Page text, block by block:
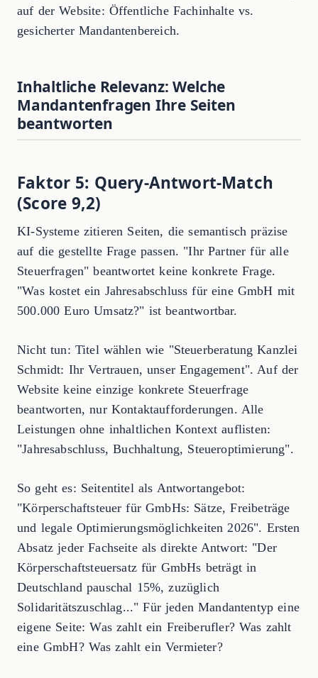
auf der Website: Öffentliche Fachinhalte vs.
gesicherter Mandantenbereich.
Inhaltliche Relevanz: Welche
Mandantenfragen Ihre Seiten
beantworten
Faktor 5: Query-Antwort-Match
(Score 9,2)
KI-Systeme zitieren Seiten, die semantisch präzise
auf die gestellte Frage passen. "Ihr Partner für alle
Steuerfragen" beantwortet keine konkrete Frage.
"Was kostet ein Jahresabschluss für eine GmbH mit
500.000 Euro Umsatz?" ist beantwortbar.
Nicht tun: Titel wählen wie "Steuerberatung Kanzlei
Schmidt: Ihr Vertrauen, unser Engagement". Auf der
Website keine einzige konkrete Steuerfrage
beantworten, nur Kontaktaufforderungen. Alle
Leistungen ohne inhaltlichen Kontext auflisten:
"Jahresabschluss, Buchhaltung, Steueroptimierung".
So geht es: Seitentitel als Antwortangebot:
"Körperschaftsteuer für GmbHs: Sätze, Freibeträge
und legale Optimierungsmöglichkeiten 2026". Ersten
Absatz jeder Fachseite als direkte Antwort: "Der
Körperschaftsteuersatz für GmbHs beträgt in
Deutschland pauschal 15%, zuzüglich
Solidaritätszuschlag..." Für jeden Mandantentyp eine
eigene Seite: Was zahlt ein Freiberufler? Was zahlt
eine GmbH? Was zahlt ein Vermieter?